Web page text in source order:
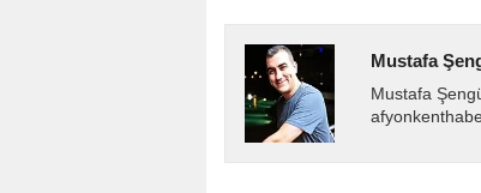
Mustafa
Mustafa